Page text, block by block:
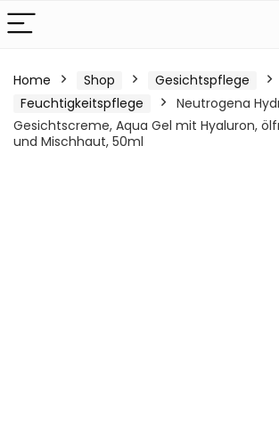
Home Shop
Gesichtspflege
Feuchtigkeitspflege
Neutrogena
Gesichtscreme, Aqua Gel mit Hyaluron,
und Mischhaut, 50ml